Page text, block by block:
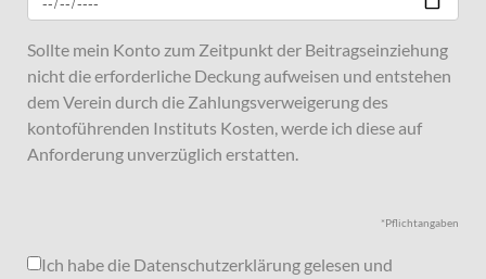
Sollte mein Konto zum Zeitpunkt der Beitragseinziehung
nicht die erforderliche Deckung aufweisen und entstehen
dem Verein durch die Zahlungsverweigerung des
kontoführenden Instituts Kosten, werde ich diese auf
Anforderung unverzüglich erstatten.
*Pflichtangaben
Ich habe die Datenschutzerklärung gelesen und